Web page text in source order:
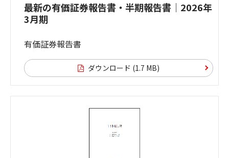
最新の有価証券報告書・半期報告書｜2026年
3月期
有価証券報告書
ダウンロード (1.7 MB)